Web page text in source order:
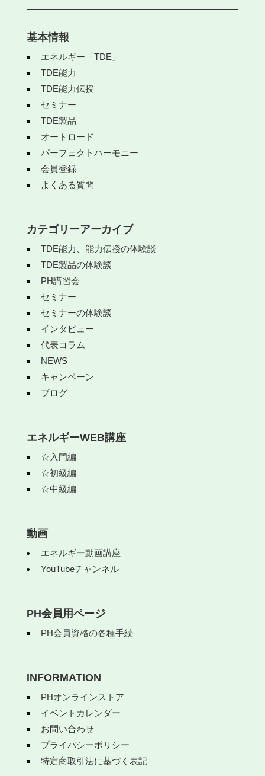
基本情報
エネルギー「TDE」
TDE能力
TDE能力伝授
セミナー
TDE製品
オートロード
パーフェクトハーモニー
会員登録
よくある質問
カテゴリーアーカイブ
TDE能力、能力伝授の体験談
TDE製品の体験談
PH講習会
セミナー
セミナーの体験談
インタビュー
代表コラム
NEWS
キャンペーン
ブログ
エネルギーWEB講座
☆入門編
☆初級編
☆中級編
動画
エネルギー動画講座
YouTubeチャンネル
PH会員用ページ
PH会員資格の各種手続
INFORMATION
PHオンラインストア
イベントカレンダー
お問い合わせ
プライバシーポリシー
特定商取引法に基づく表記